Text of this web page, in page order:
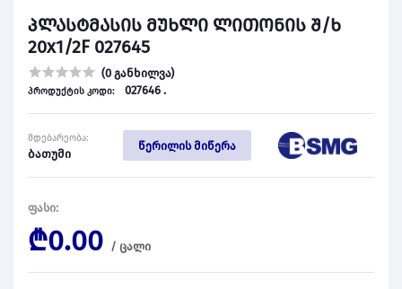
პლასტმასის მუხლი ლითონის შ/ხ
20x1/2F 027645
(0 განხილვა)
პროდუქტის კოდი: 027646 .
მდებარეობა:
ბათუმი
წერილის მიწერა
ფასი:
₾0.00 / ცალი